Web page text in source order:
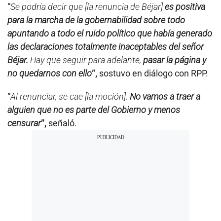
0
s
e
c
o
n
d
s
“Se podría decir que [la renuncia de Béjar]es positiva
para la marcha de la gobernabilidad sobre todo
apuntando a todo el ruido político que había generado
las declaraciones totalmente inaceptables del señor
Béjar. Hay que seguir para adelante, pasar la página y
no quedarnos con ello”, sostuvo en diálogo con RPP.
“Al renunciar, se cae [la moción]. No vamos a traer a
alguien que no es parte del Gobierno y menos
censurar”, señaló.